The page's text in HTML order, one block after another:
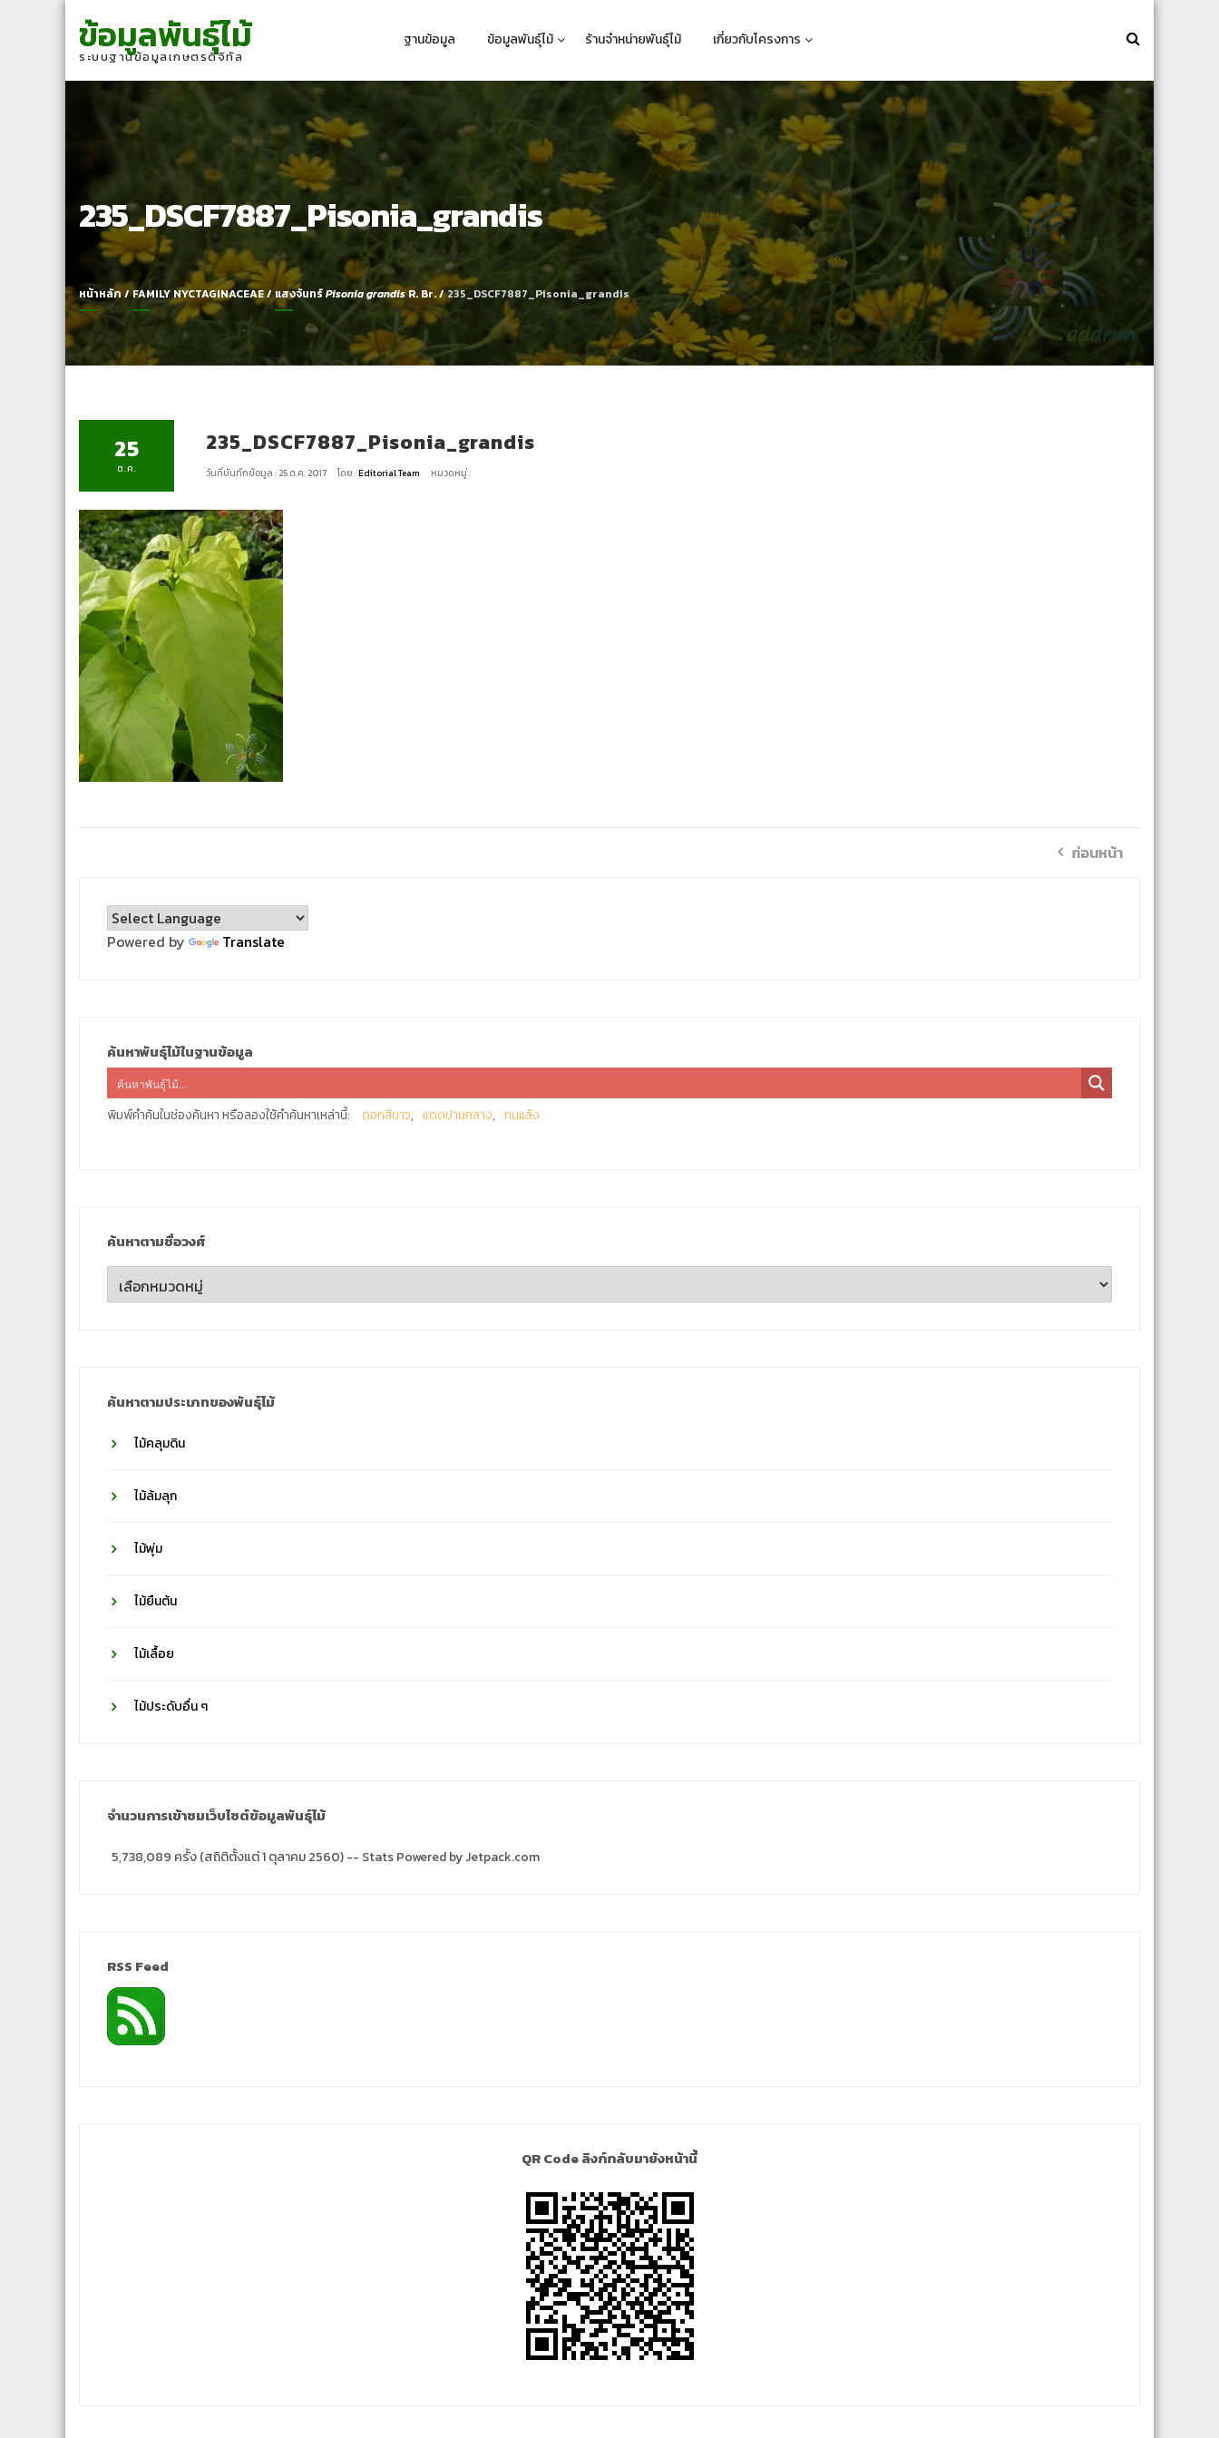
navigation
content
ข้อมูลพันธุ์ไม้
ระบบฐานข้อมูลเกษตรดิจิทัล
ฐานข้อมูล ข้อมูลพันธุ์ไม้ ร้านจำหน่ายพันธุ์ไม้ เกี่ยวกับโครงการ
235_DSCF7887_Pisonia_grandis
หน้าหลัก/FAMILY NYCTAGINACEAE/แสงจันทร์Pisonia grandisR. Br./235_DSCF7887_Pisonia_grandis
25
ต.ค.
235_DSCF7887_Pisonia_grandis
วันที่บันทึกข้อมูล : 25 ต.ค. 2017 โดย :Editorial Team หมวดหมู่ :
ก่อนหน้า
Powered by Translate
ค้นหาพันธุ์ไม้ในฐานข้อมูล
พิมพ์คำค้นในช่องค้นหา หรือลองใช้คำค้นหาเหล่านี้: ดอกสีขาว แดดปานกลาง ทนแล้ง
ค้นหาตามชื่อวงศ์
ค้นหา
ตาม
ค้นหาตามประเภทของพันธุ์ไม้
ไม้คลุมดิน
ไม้ล้มลุก
ไม้พุ่ม
ไม้ยืนต้น
ไม้เลื้อย
ไม้ประดับอื่น ๆ
จำนวนการเข้าชมเว็บไซต์ข้อมูลพันธุ์ไม้
5,738,089 ครั้ง (สถิติตั้งแต่ 1 ตุลาคม 2560) -- Stats Powered by Jetpack.com
RSS Feed
QR Code ลิงก์กลับมายังหน้านี้